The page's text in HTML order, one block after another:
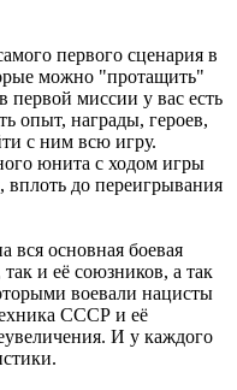
первого сценария в
можно "протащить"
первой миссии у вас есть
опыт, награды, героев,
с ним всю игру.
юнита с ходом игры
вплоть до переигрывания
вся основная боевая
и её союзников, а так
воевали нацисты
СССР и её
И у каждого